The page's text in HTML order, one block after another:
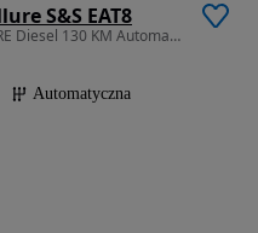
S&S EAT8
1499 cm3 • 130 KM • Nowe 308 ALLURE Diesel 130 KM Automat! Wersja poliftowa! Okazja!
Automatyczna